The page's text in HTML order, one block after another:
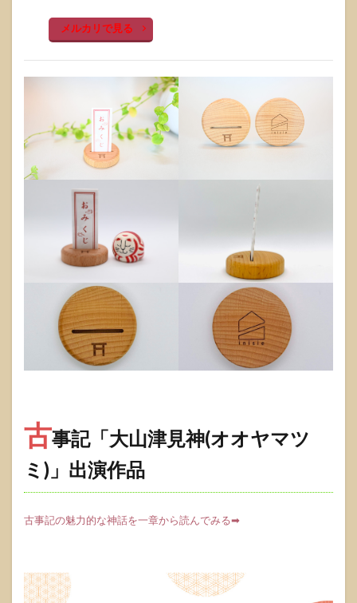
メルカリで見る
古事記「大山津見神(オオヤマツ
ミ)」出演作品
古事記の魅力的な神話を一章から読んでみる➡